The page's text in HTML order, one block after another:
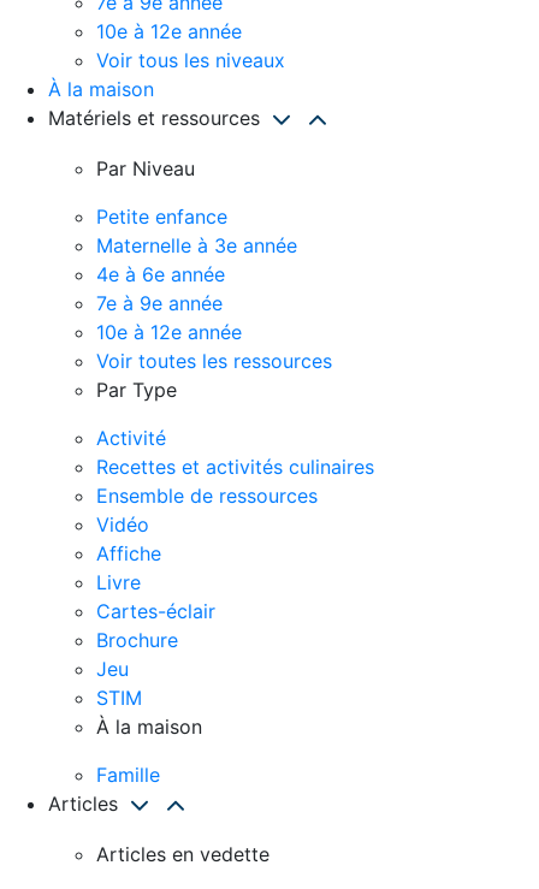
10e à 12e année
Voir tous les niveaux
À la maison
Matériels et ressources
Par Niveau
Petite enfance
Maternelle à 3e année
4e à 6e année
7e à 9e année
10e à 12e année
Voir toutes les ressources
Par Type
Activité
Recettes et activités culinaires
Ensemble de ressources
Vidéo
Affiche
Livre
Cartes-éclair
Brochure
Jeu
STIM
À la maison
Famille
Articles
Articles en vedette